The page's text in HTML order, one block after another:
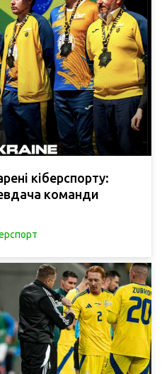
кіберспорту:
команди